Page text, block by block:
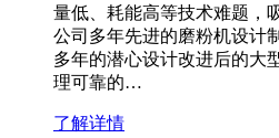
量低、耗能高等技术难题，
公司多年先进的磨粉机设计
多年的潜心设计改进后的大
理可靠的…
了解详情